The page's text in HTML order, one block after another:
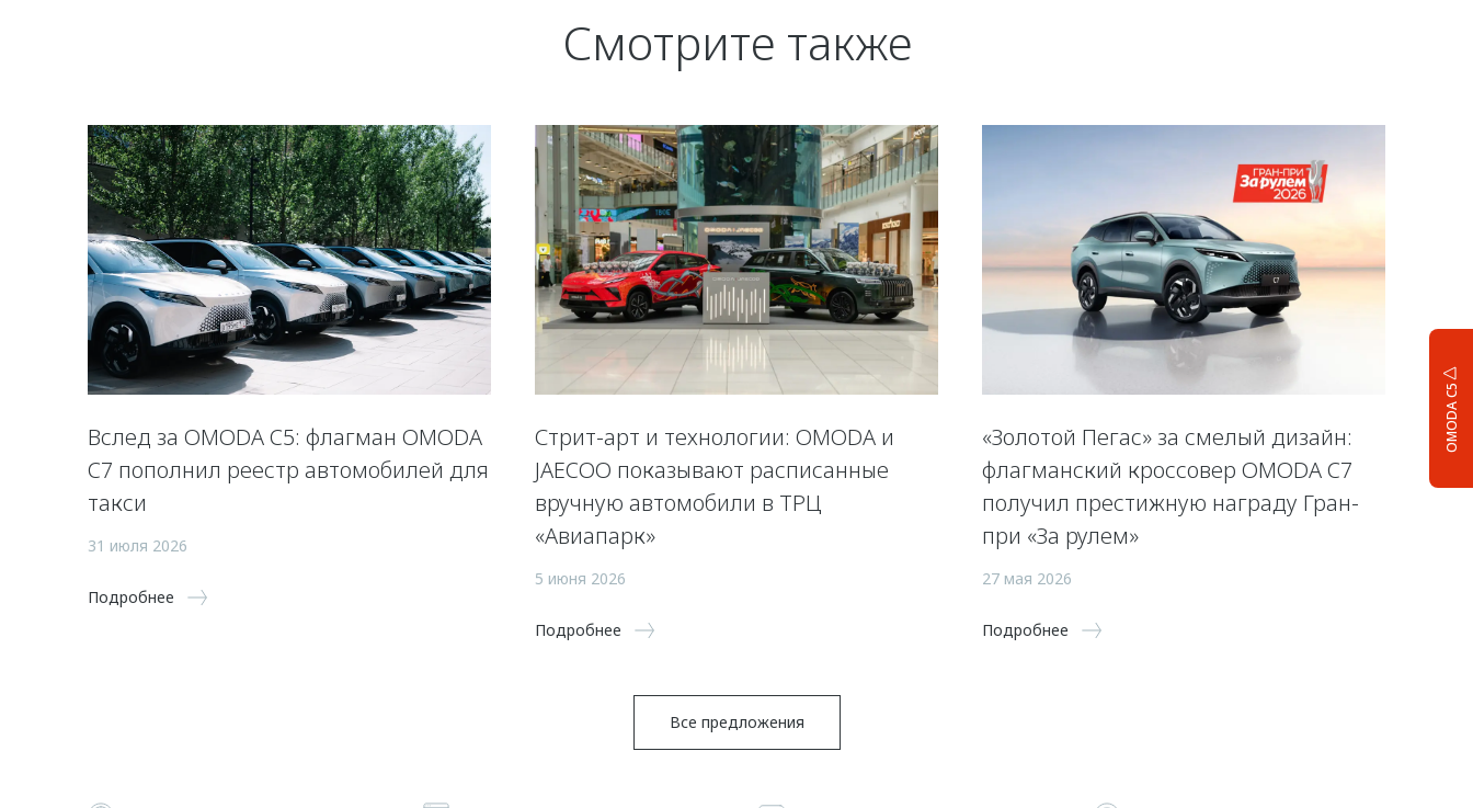
OMODA C5
Смотрите также
Вслед за OMODA C5: флагман OMODA
C7 пополнил реестр автомобилей для
такси
31 июля 2026
Подробнее
Стрит-арт и технологии: OMODA и
JAECOO показывают расписанные
вручную автомобили в ТРЦ
«Авиапарк»
5 июня 2026
Подробнее
«Золотой Пегас» за смелый дизайн:
флагманский кроссовер OMODA C7
получил престижную награду Гран-
при «За рулем»
27 мая 2026
Подробнее
Все предложения